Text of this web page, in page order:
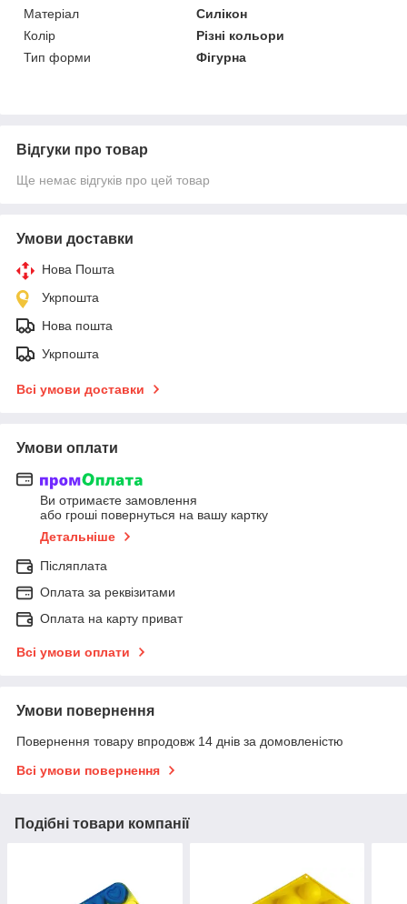
Матеріал
Силікон
Колір
Різні кольори
Тип форми
Фігурна
Відгуки про товар
Ще немає відгуків про цей товар
Умови доставки
Нова Пошта
Укрпошта
Нова пошта
Укрпошта
Всі умови доставки
Умови оплати
Ви отримаєте замовлення
або гроші повернуться на вашу картку
Детальніше
Післяплата
Оплата за реквізитами
Оплата на карту приват
Всі умови оплати
Умови повернення
Повернення товару впродовж 14 днів за домовленістю
Всі умови повернення
Подібні товари компанії